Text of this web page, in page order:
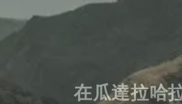
在瓜達拉哈